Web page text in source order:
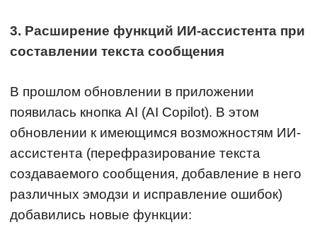
3. Расширение функций ИИ-ассистента при
составлении текста сообщения
В прошлом обновлении в приложении
появилась кнопка AI (AI Copilot). В этом
обновлении к имеющимся возможностям ИИ-
ассистента (перефразирование текста
создаваемого сообщения, добавление в него
различных эмодзи и исправление ошибок)
добавились новые функции: